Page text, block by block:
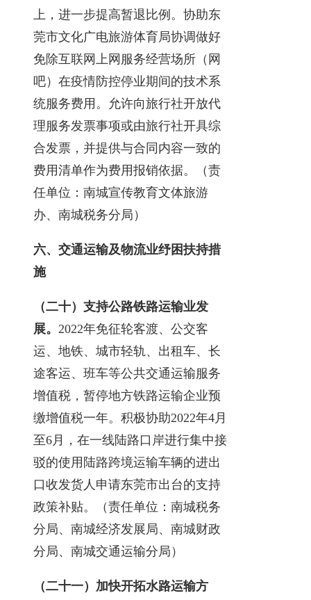
上，进一步提高暂退比例。协助东
莞市文化广电旅游体育局协调做好
免除互联网上网服务经营场所（网
吧）在疫情防控停业期间的技术系
统服务费用。允许向旅行社开放代
理服务发票事项或由旅行社开具综
合发票，并提供与合同内容一致的
费用清单作为费用报销依据。（责
任单位：南城宣传教育文体旅游
办、南城税务分局）
六、交通运输及物流业纾困扶持措
施
（二十）支持公路铁路运输业发
展。 2022年免征轮客渡、公交客
运、地铁、城市轻轨、出租车、长
途客运、班车等公共交通运输服务
增值税，暂停地方铁路运输企业预
缴增值税一年。积极协助2022年4月
至6月，在一线陆路口岸进行集中接
驳的使用陆路跨境运输车辆的进出
口收发货人申请东莞市出台的支持
政策补贴。（责任单位：南城税务
分局、南城经济发展局、南城财政
分局、南城交通运输分局）
（二十一）加快开拓水路运输方